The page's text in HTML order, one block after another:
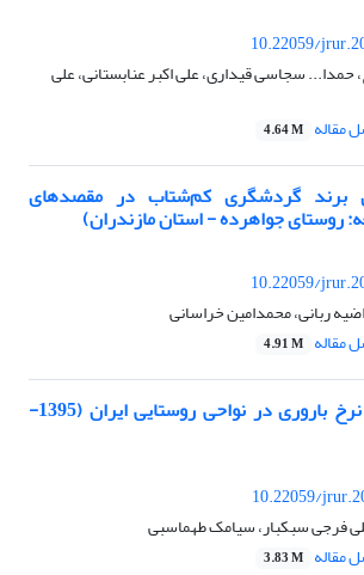
10.22059/
سجاسی قیداری، علی اکبر عنابستانی، علی
مقاله 4.64 M
برند گردشگری کم‌شتاب در مقصدهای
روستای جواهرده - استان مازندران)
10.22059/
ربانی، محمدامین خراسانی
مقاله 4.91 M
هموارسازی فضایی نرخ باروری در نواحی روستایی ایران (1395-
10.22059/
فرجی سبکبار، سیامک طهماسبی
مقاله 3.83 M